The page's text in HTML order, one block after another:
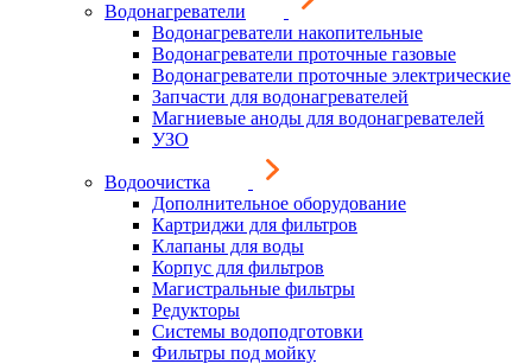
Водонагреватели
Водонагреватели накопительные
Водонагреватели проточные газовые
Водонагреватели проточные электрические
Запчасти для водонагревателей
Магниевые аноды для водонагревателей
УЗО
Водоочистка
Дополнительное оборудование
Картриджи для фильтров
Клапаны для воды
Корпус для фильтров
Магистральные фильтры
Редукторы
Системы водоподготовки
Фильтры под мойку